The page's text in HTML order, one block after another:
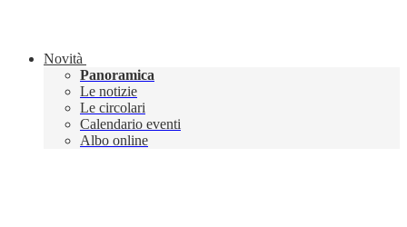
Novità
Panoramica
Le notizie
Le circolari
Calendario eventi
Albo online